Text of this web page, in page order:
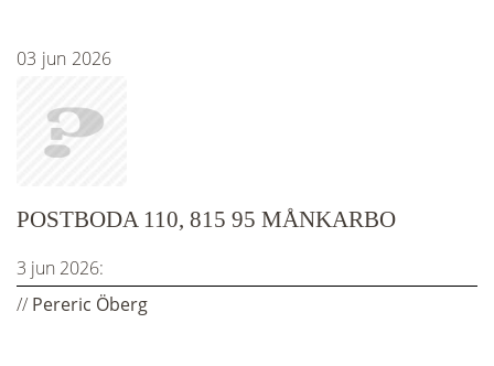
03 jun 2026
POSTBODA 110, 815 95 MÅNKARBO
3 jun 2026:
// Pereric Öberg